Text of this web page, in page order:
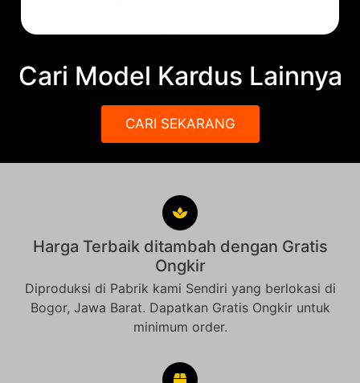
Cari Model Kardus Lainnya
CARI SEKARANG
Harga Terbaik ditambah dengan Gratis
Ongkir
Diproduksi di Pabrik kami Sendiri yang berlokasi di
Bogor, Jawa Barat. Dapatkan Gratis Ongkir untuk
minimum order.